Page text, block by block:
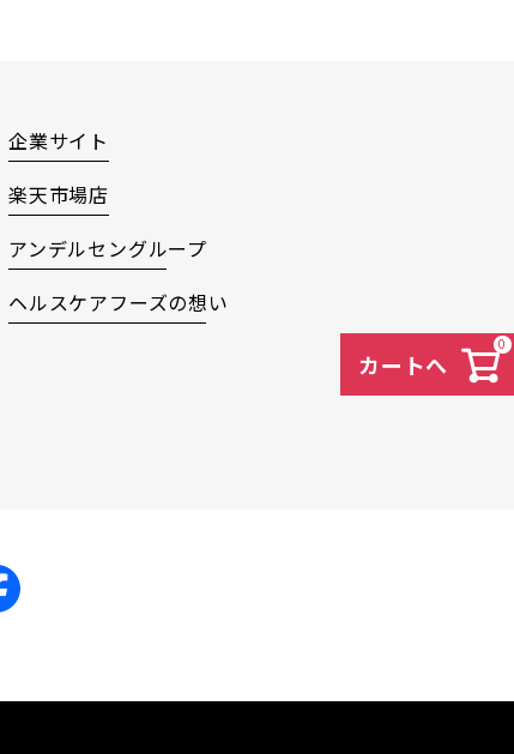
カートへ
0
企業サイト
楽天市場店
アンデルセングループ
ヘルスケアフーズの想い